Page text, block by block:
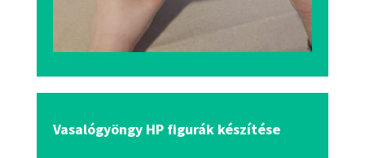
Vasalógyöngy HP figurák készítése